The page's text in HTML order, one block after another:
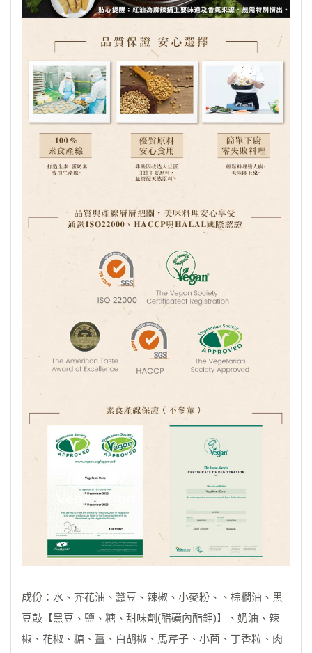
成份：水、芥花油、蠶豆、辣椒、小麥粉、、棕櫚油、黑
豆鼓【黑豆、鹽、糖、甜味劑(醋磺內酯鉀)】、奶油、辣
椒、花椒、糖、薑、白胡椒、馬芹子、小茴、丁香粒、肉